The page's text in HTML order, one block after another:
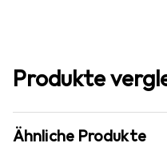
Produkte
Ähnliche Produkte